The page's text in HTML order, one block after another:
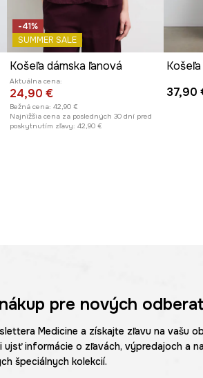
-41%
SUMMER SALE
Košeľa dámska ľanová
Aktuálna cena:
24,90 €
Bežná cena: 42,90 €
Najnižšia cena za posledných 30 dní pred
poskytnutím zľavy: 42,90 €
37,90
pre nových
Medicine a získajte zľavu na vašu
ujsť informácie o zľavách, výpredajoch a
špeciálnych kolekcií.